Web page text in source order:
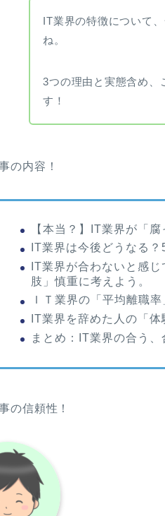
IT業界の特徴について
ね。
3つの理由と実態含め、
す！
の内容！
【本当？】IT業界が「
IT業界は今後どうなる
IT業界が合わないと感
肢」慎重に考えよう。
ＩＴ業界の「平均離職
IT業界を辞めた人の「体
まとめ：IT業界の合う
の信頼性！